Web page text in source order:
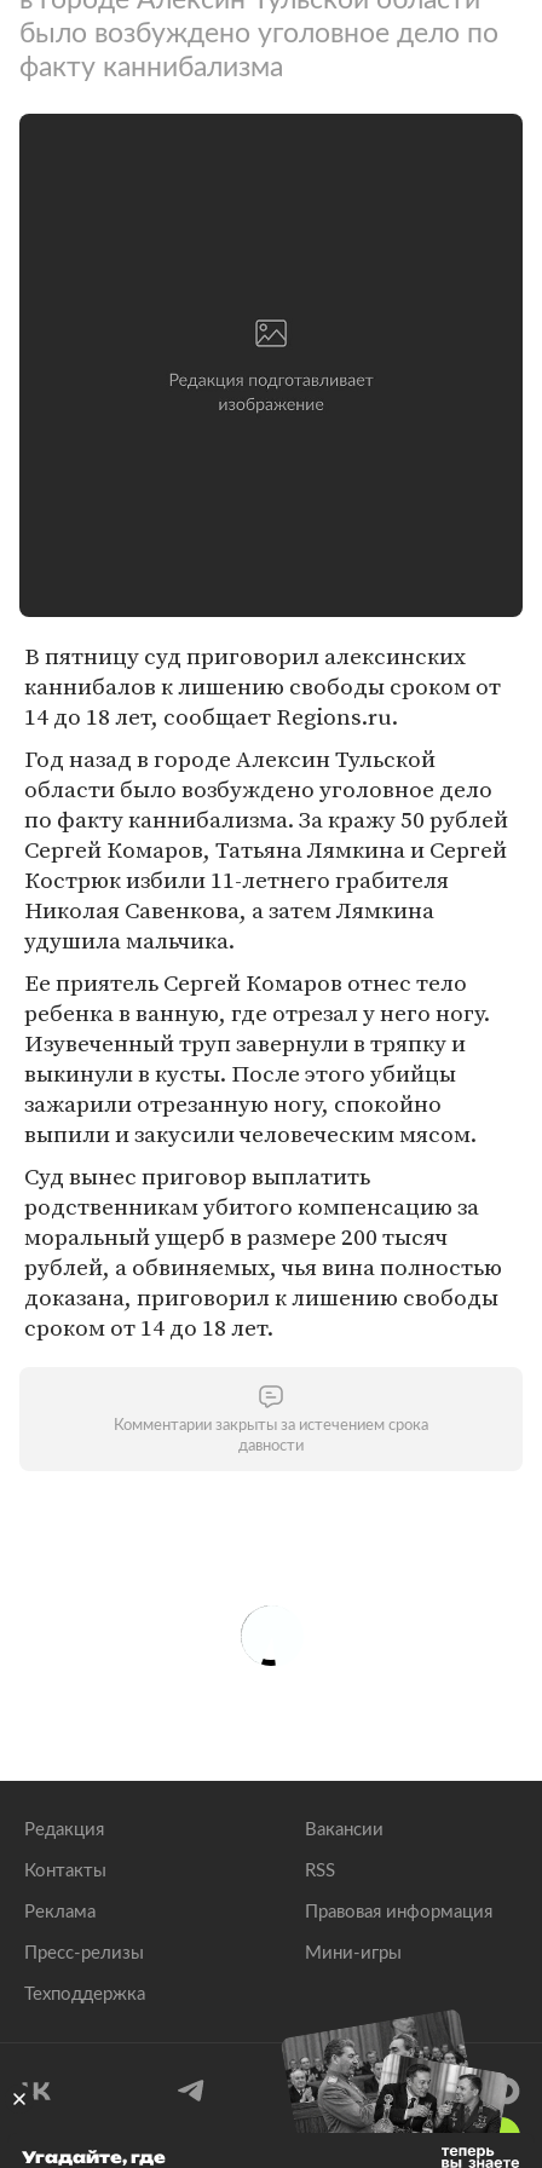
было возбуждено уголовное дело по
факту каннибализма
В пятницу суд приговорил алексинских
каннибалов к лишению свободы сроком от
14 до 18 лет, сообщает Regions.ru.
Год назад в городе Алексин Тульской
области было возбуждено уголовное дело
по факту каннибализма. За кражу 50 рублей
Сергей Комаров, Татьяна Лямкина и Сергей
Кострюк избили 11-летнего грабителя
Николая Савенкова, а затем Лямкина
удушила мальчика.
Ее приятель Сергей Комаров отнес тело
ребенка в ванную, где отрезал у него ногу.
Изувеченный труп завернули в тряпку и
выкинули в кусты. После этого убийцы
зажарили отрезанную ногу, спокойно
выпили и закусили человеческим мясом.
Суд вынес приговор выплатить
родственникам убитого компенсацию за
моральный ущерб в размере 200 тысяч
рублей, а обвиняемых, чья вина полностью
доказана, приговорил к лишению свободы
сроком от 14 до 18 лет.
Комментарии закрыты за истечением срока
давности
Редакция
Контакты
Реклама
Пресс-релизы
Техподдержка
Вакансии
RSS
Правовая информация
Мини-игры
Угадайте, где